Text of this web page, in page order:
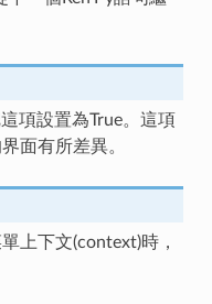
項設置為True。這項
面有所差異。
上下文(context)時，